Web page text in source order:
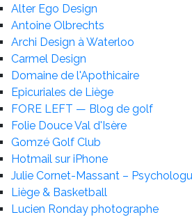
Alter Ego Design
Antoine Olbrechts
Archi Design à Waterloo
Carmel Design
Domaine de l'Apothicaire
Epicuriales de Liège
FORE LEFT — Blog de golf
Folie Douce Val d'Isère
Gomzé Golf Club
Hotmail sur iPhone
Julie Cornet-Massant –
Liège & Basketball
Lucien Ronday photographe